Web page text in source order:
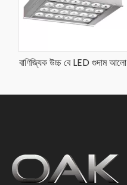
বাণিজ্যিক উচ্চ বে LED গুদাম আলো